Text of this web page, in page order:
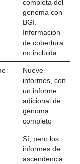
completa del
genoma con
BGI.
Información
de cobertura
no incluida
Nueve
informes, con
un informe
adicional de
genoma
completo
Sí, pero los
informes de
ascendencia